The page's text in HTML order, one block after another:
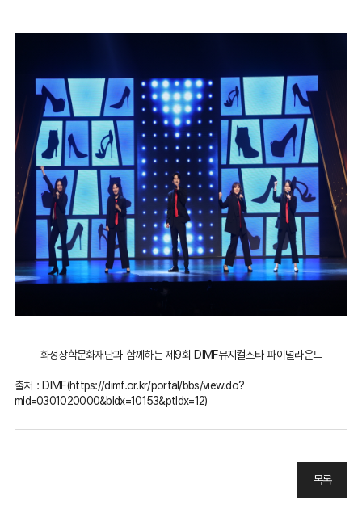
화성장학문화재단과 함께하는 제9회 DIMF뮤지컬스타 파이널라운드
출처 : DIMF(https://dimf.or.kr/portal/bbs/view.do?
mId=0301020000&bIdx=10153&ptIdx=12)
목록